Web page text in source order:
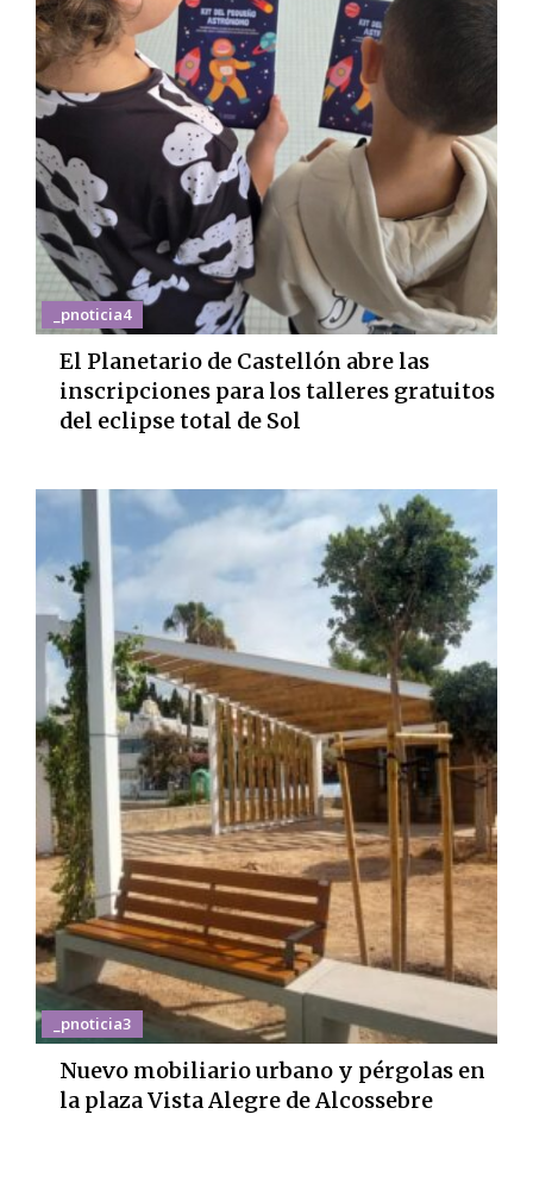
_pnoticia4
El Planetario de Castellón abre las
inscripciones para los talleres gratuitos
del eclipse total de Sol
_pnoticia3
Nuevo mobiliario urbano y pérgolas en
la plaza Vista Alegre de Alcossebre